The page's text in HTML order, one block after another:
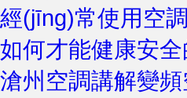
經(jīng)常使用空
如何才能健康安
滄州空調講解變